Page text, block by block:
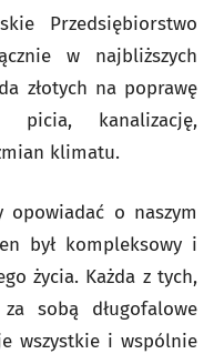
Przedsiębiorstwo
w najbliższych
złotych na poprawę
kanalizację,
klimatu.
opowiadać o naszym
był kompleksowy i
życia. Każda z tych,
sobą długofalowe
wszystkie i wspólnie